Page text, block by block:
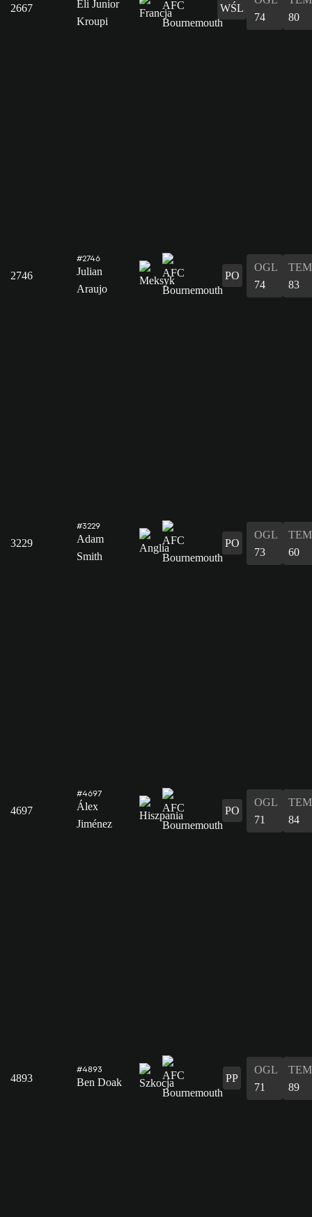
2667
Eli Junior
Kroupi
WŚL
74
80
2746
#2746
Julian
Araujo
PO
OGL
74
TEM
83
3229
#3229
Adam
Smith
PO
OGL
73
TEM
60
4697
#4697
Álex
Jiménez
PO
OGL
71
TEM
84
4893
#4893
Ben Doak PP
OGL
71
TEM
89